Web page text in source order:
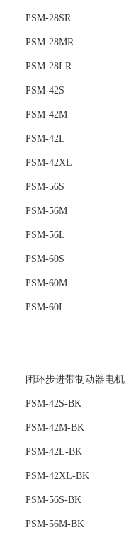
PSM-28SR
PSM-28MR
PSM-28LR
PSM-42S
PSM-42M
PSM-42L
PSM-42XL
PSM-56S
PSM-56M
PSM-56L
PSM-60S
PSM-60M
PSM-60L
闭环步进带制动器电机
PSM-42S-BK
PSM-42M-BK
PSM-42L-BK
PSM-42XL-BK
PSM-56S-BK
PSM-56M-BK